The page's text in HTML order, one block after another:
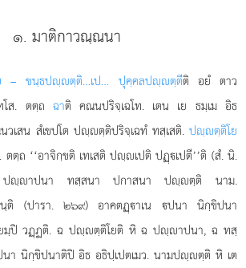
๑. มาติกาวณฺณนา
– ขนฺธปฺตฺติ…เป… ปุคฺคลปฺตฺตีติ อยํ ตาว
ส. ตตฺถ ฉาติ คณนปริจฺเฉโท. เตน เย ธมฺเม อิธ
เสน สํเขปโต ปฺตฺติปริจฺเฉทํ ทสฺเสติ. ปฺตฺติโย
ตฺถ ‘‘อาจิกฺขติ เทเสติ ปฺเปติ ปฏฺเปตี’’ติ (สํ. นิ.
ปฺาปนา ทสฺสนา ปกาสนา ปฺตฺติ นาม.
นฺติ (ปารา. ๒๖๙) อาคตฏฺาเน ปนา นิกฺขิปนา
ปิ วฏฺฏติ. ฉ ปฺตฺติโยติ หิ ฉ ปฺาปนา, ฉ ทสฺ
า นิกฺขิปนาติปิ อิธ อธิปฺเปตเมว. นามปฺตฺติ หิ เต